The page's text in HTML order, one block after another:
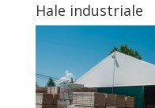
Hale industriale